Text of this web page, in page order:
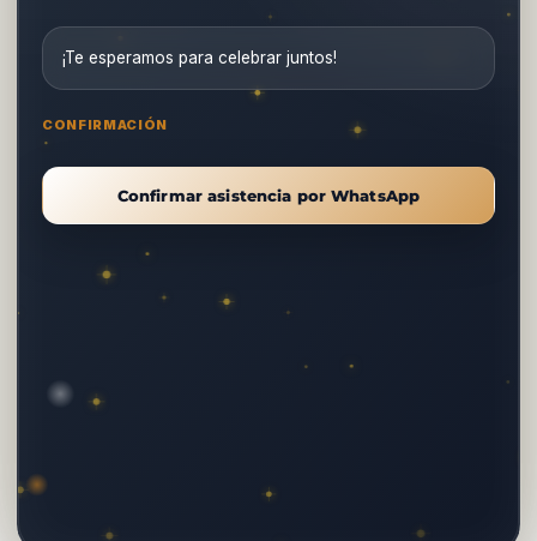
¡Te esperamos para celebrar juntos!
CONFIRMACIÓN
Confirmar asistencia por WhatsApp